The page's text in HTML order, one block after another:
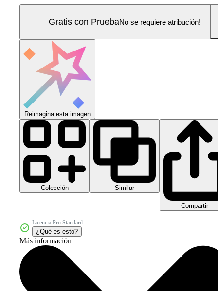
Gratis con PruebaNo se requiere atribución!
Reimagina esta imagen
Colección Similar
Compartir
Licencia Pro Standard
¿Qué es esto?
Más información